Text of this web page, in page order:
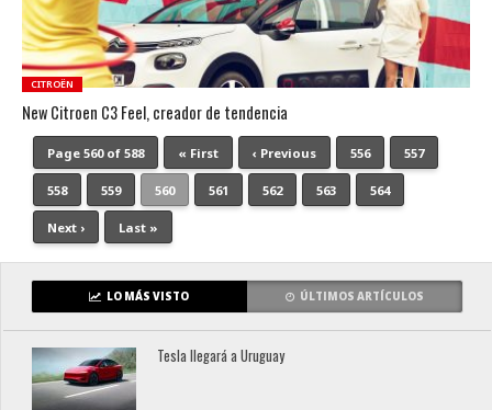
CITROËN
New Citroen C3 Feel, creador de tendencia
Page 560 of 588 « First ‹ Previous 556 557
558 559 560 561 562 563 564
Next › Last »
LO MÁS VISTO ÚLTIMOS ARTÍCULOS
Tesla llegará a Uruguay